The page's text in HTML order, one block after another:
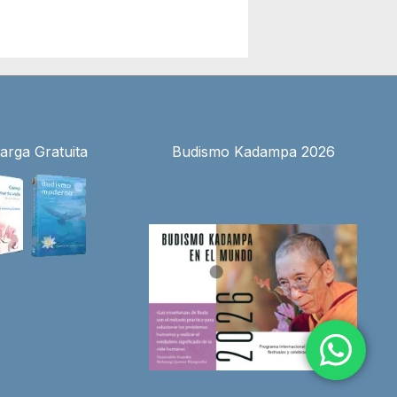
Gratuita Budismo Kadampa 2026